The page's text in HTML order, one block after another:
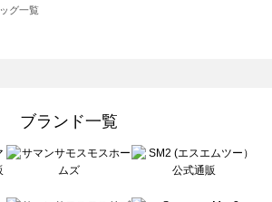
グ一覧
（ツハルバイサマンサモスモス）のバッグ一覧
サモスモス ブルー）のバッグ一覧
ッグ一覧
一覧
クラシック）のバッグ一覧
ブランド一覧